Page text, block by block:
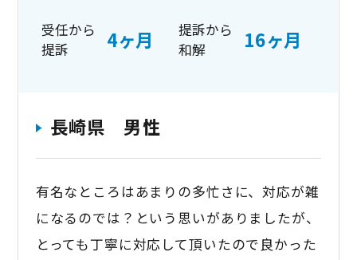
受任から
提訴
4ヶ月
提訴から
和解
16ヶ月
長崎県 男性
有名なところはあまりの多忙さに、対応が雑
になるのでは？という思いがありましたが、
とっても丁寧に対応して頂いたので良かった